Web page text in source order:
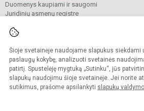
Šioje svetainėje naudojame slapukus siekdami
paslaugų kokybę, analizuoti svetainės
patirtį. Spustelėję mygtuką „Sutinku“, jūs
slapukų naudojimu šioje svetainėje. Jei norite
sutikimus, prašome apsilankyti slapukų
Duomenys kaupiami ir saugomi
Juridinių asmenų registre
© 2026. Šiaulių Salduvės progimnazija.
Kopijuoti turinį be raštiško įstaigos administracijos